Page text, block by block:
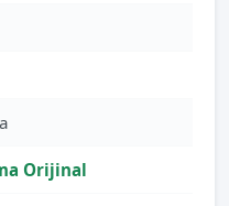
Orijinal